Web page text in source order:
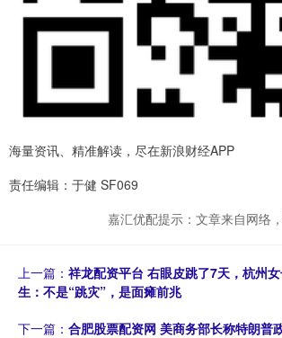
海量资讯、精准解读，尽在新浪财经APP
责任编辑：于健 SF069
嘉汇优配提示：文章来自网络
上一篇： 祥龙配资平台 右眼皮跳了7天，杭州
生：不是“跳灾”，是面瘫前兆
下一篇： 合肥股票配资网 美商务部长称特朗普